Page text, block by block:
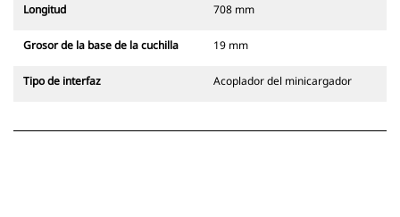
Longitud 708 mm
Grosor de la base de la cuchilla 19 mm
Tipo de interfaz Acoplador del minicargador